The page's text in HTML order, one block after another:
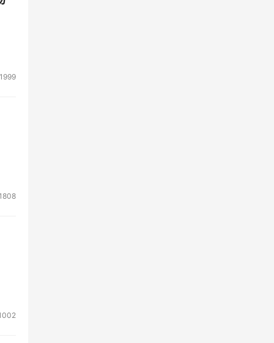
1999